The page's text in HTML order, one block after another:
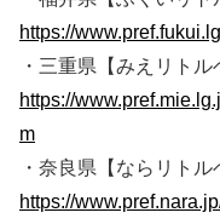
https://
・三重県【みえリトル
https://
m
・奈良県【ならリトル
https://